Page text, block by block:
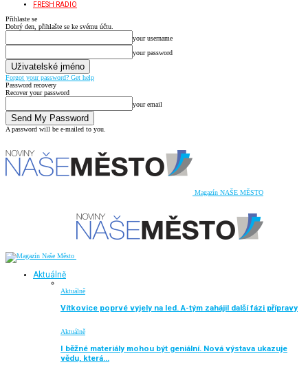
FRESH RADIO
Přihlaste se
Dobrý den, přihlašte se ke svému účtu.
your username
your password
Forgot your password? Get help
Password recovery
Recover your password
your email
A password will be e-mailed to you.
Magazín NAŠE MĚSTO
Aktuálně
Aktuálně
Vítkovice poprvé vyjely na led. A-tým zahájil další fázi přípravy
Aktuálně
I běžné materiály mohou být geniální. Nová výstava ukazuje
vědu, která…